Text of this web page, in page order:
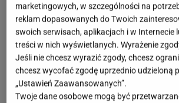
marketingowych, w szczególności na
reklam dopasowanych do Twoich
swoich serwisach, aplikacjach i w Internecie
treści w nich wyświetlanych. Wyrażenie
Jeśli nie chcesz wyrazić zgody, chcesz
chcesz wycofać zgodę uprzednio udzieloną
„Ustawień Zaawansowanych”.
Twoje dane osobowe mogą być